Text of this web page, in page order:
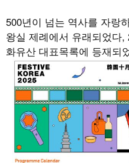
500년이 넘는 역사를 자랑
왕실 제례에서 유래되었다,
화유산 대표목록에 등재되